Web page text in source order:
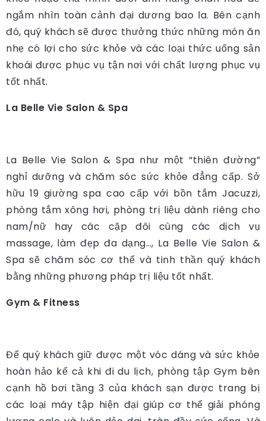
ngắm nhìn toàn cảnh đại dương bao la. Bên cạnh
đó, quý khách sẽ được thưởng thức những món ăn
nhẹ có lợi cho sức khỏe và các loại thức uống sản
khoái được phục vụ tận nơi với chất lượng phục vụ
tốt nhất.
La Belle Vie Salon & Spa
La Belle Vie Salon & Spa như một “thiên đường”
nghỉ dưỡng và chăm sóc sức khỏe đẳng cấp. Sở
hữu 19 giường spa cao cấp với bồn tắm Jacuzzi,
phòng tắm xông hơi, phòng trị liệu dành riêng cho
nam/nữ hay các cặp đôi cùng các dịch vụ
massage, làm đẹp đa dạng…, La Belle Vie Salon &
Spa sẽ chăm sóc cơ thể và tinh thần quý khách
bằng những phương pháp trị liệu tốt nhất.
Gym & Fitness
Để quý khách giữ được một vóc dáng và sức khỏe
hoàn hảo kể cả khi đi du lịch, phòng tập Gym bên
cạnh hồ bơi tầng 3 của khách sạn được trang bị
các loại máy tập hiện đại giúp cơ thể giải phóng